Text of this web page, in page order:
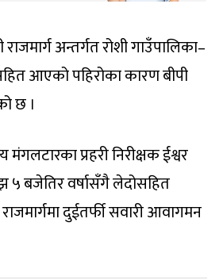
राजमार्ग अन्तर्गत रोशी गाउँपालिका–
आएको पहिरोका कारण बीपी
छ ।
मंगलटारका प्रहरी निरीक्षक ईश्वर
५ बजेतिर वर्षासँगै लेदोसहित
दुईतर्फी सवारी आवागमन